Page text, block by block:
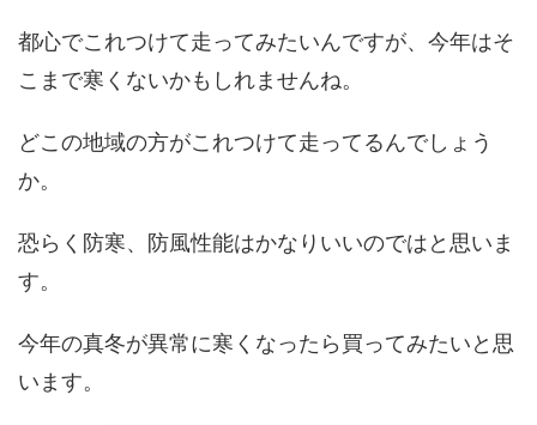
都心でこれつけて走ってみたいんですが、今年はそ
こまで寒くないかもしれませんね。
どこの地域の方がこれつけて走ってるんでしょう
か。
恐らく防寒、防風性能はかなりいいのではと思いま
す。
今年の真冬が異常に寒くなったら買ってみたいと思
います。